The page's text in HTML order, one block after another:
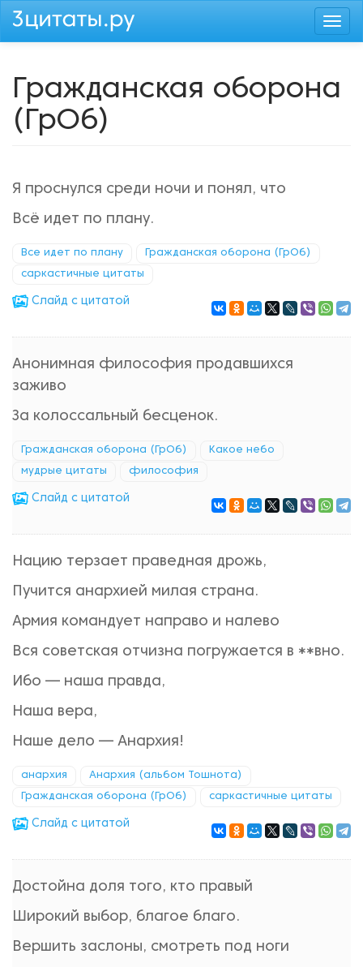
Перейти
Гражданская оборона
(ГрОб)
Я проснулся среди ночи и понял, что
Всё идет по плану.
Все идет по плану Гражданская оборона (ГрОб)
саркастичные цитаты
Cлайд с цитатой
Анонимная философия продавшихся
заживо
За колоссальный бесценок.
Гражданская оборона (ГрОб) Какое небо
мудрые цитаты философия
Cлайд с цитатой
Нацию терзает праведная дрожь,
Пучится анархией милая страна.
Армия командует направо и налево
Вся советская отчизна погружается в **вно.
Ибо — наша правда,
Наша вера,
Наше дело — Анархия!
анархия Анархия (альбом Тошнота)
Гражданская оборона (ГрОб) саркастичные цитаты
Cлайд с цитатой
Достойна доля того, кто правый
Широкий выбор, благое благо.
Вершить заслоны, смотреть под ноги